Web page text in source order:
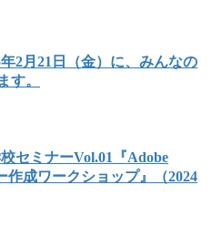
2月21日（金）に、みんなの
す。
セミナーVol.01『Adobe
作成ワークショップ』（2024